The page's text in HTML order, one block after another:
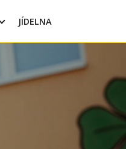
JÍDELNA